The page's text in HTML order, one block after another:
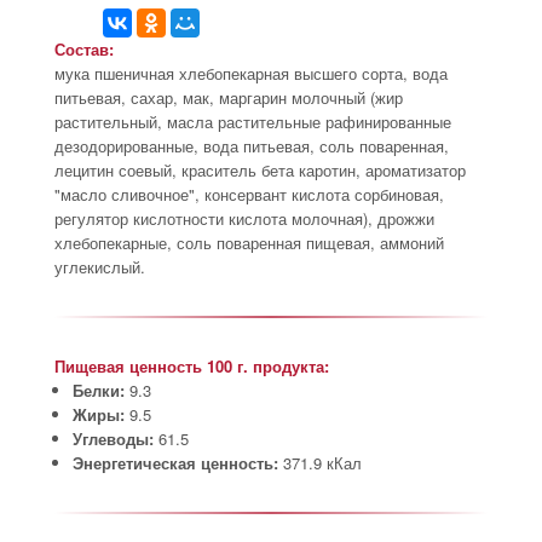
Состав:
мука пшеничная хлебопекарная высшего сорта, вода
питьевая, сахар, мак, маргарин молочный (жир
растительный, масла растительные рафинированные
дезодорированные, вода питьевая, соль поваренная,
лецитин соевый, краситель бета каротин, ароматизатор
"масло сливочное", консервант кислота сорбиновая,
регулятор кислотности кислота молочная), дрожжи
хлебопекарные, соль поваренная пищевая, аммоний
углекислый.
Пищевая ценность 100 г. продукта:
Белки: 9.3
Жиры: 9.5
Углеводы: 61.5
Энергетическая ценность: 371.9 кКал